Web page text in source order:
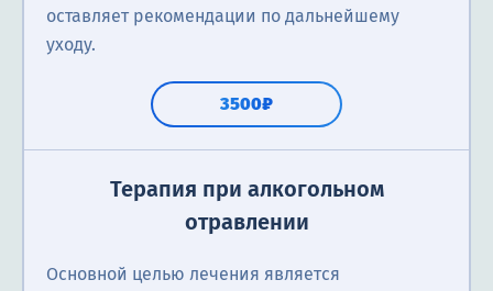
оставляет рекомендации по дальнейшему
уходу.
3500₽
Терапия при алкогольном
отравлении
Основной целью лечения является